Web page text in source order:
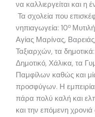
να καλλιεργείται και η
Τα σχολεία που
νηπιαγωγεία: 10ο
Αγίας Μαρίνας,
Ταξιαρχών, τα
Δημοτικό, Χάλικα, τα
Παμφίλων καθώς και
προσφύγων. Η
πάρα πολύ καλή και
και την επόμενη